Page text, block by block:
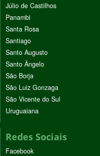
Júlio de Castilhos
Panambi
Santa Rosa
Santiago
Santo Augusto
Santo Ângelo
São Borja
São Luiz Gonzaga
São Vicente do Sul
Uruguaiana
Redes Sociais
Facebook